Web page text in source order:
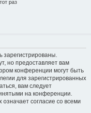
раз
но предоставляет вам
конференции могут быть
для зарегистрированных
вам следует
на конференции.
согласие со всеми